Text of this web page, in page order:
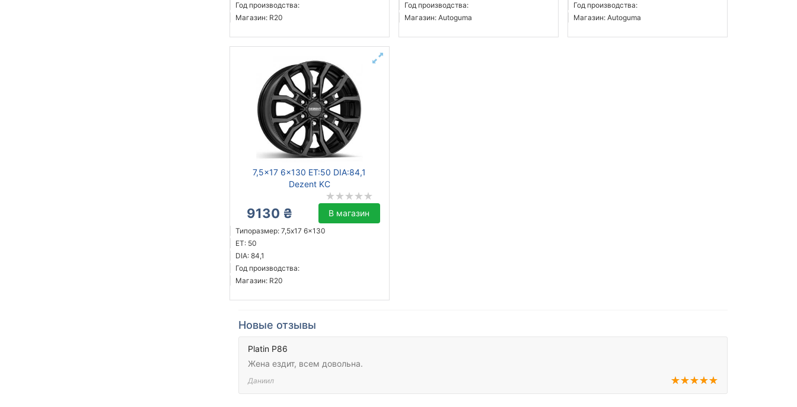
Год производства:
Магазин: R20
Год производства:
Магазин: Autoguma
Год производства:
Магазин: Autoguma
7,5x17 6x130 ET:50 DIA:84,1
Dezent KC
9130 ₴ В магазин
Типоразмер: 7,5x17 6x130
ET: 50
DIA: 84,1
Год производства:
Магазин: R20
Новые отзывы
Platin P86
Жена ездит, всем довольна.
Даниил